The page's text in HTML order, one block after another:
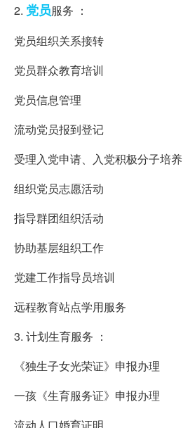
2. 党员服务 ：
党员组织关系接转
党员群众教育培训
党员信息管理
流动党员报到登记
受理入党申请、入党积极分子培养
组织党员志愿活动
指导群团组织活动
协助基层组织工作
党建工作指导员培训
远程教育站点学用服务
3. 计划生育服务 ：
《独生子女光荣证》申报办理
一孩《生育服务证》申报办理